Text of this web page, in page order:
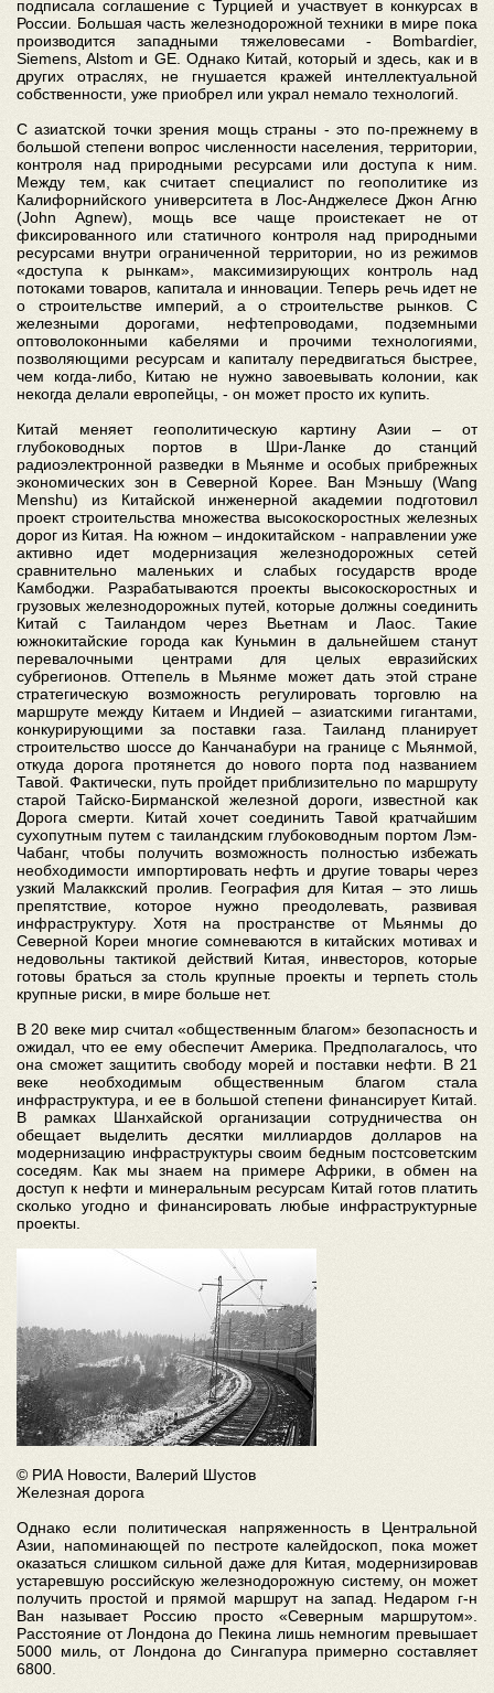
подписала соглашение с Турцией и участвует в конкурсах в
России. Большая часть железнодорожной техники в мире пока
производится западными тяжеловесами - Bombardier,
Siemens, Alstom и GE. Однако Китай, который и здесь, как и в
других отраслях, не гнушается кражей интеллектуальной
собственности, уже приобрел или украл немало технологий.
С азиатской точки зрения мощь страны - это по-прежнему в
большой степени вопрос численности населения, территории,
контроля над природными ресурсами или доступа к ним.
Между тем, как считает специалист по геополитике из
Калифорнийского университета в Лос-Анджелесе Джон Агню
(John Agnew), мощь все чаще проистекает не от
фиксированного или статичного контроля над природными
ресурсами внутри ограниченной территории, но из режимов
«доступа к рынкам», максимизирующих контроль над
потоками товаров, капитала и инновации. Теперь речь идет не
о строительстве империй, а о строительстве рынков. С
железными дорогами, нефтепроводами, подземными
оптоволоконными кабелями и прочими технологиями,
позволяющими ресурсам и капиталу передвигаться быстрее,
чем когда-либо, Китаю не нужно завоевывать колонии, как
некогда делали европейцы, - он может просто их купить.
Китай меняет геополитическую картину Азии – от
глубоководных портов в Шри-Ланке до станций
радиоэлектронной разведки в Мьянме и особых прибрежных
экономических зон в Северной Корее. Ван Мэньшу (Wang
Menshu) из Китайской инженерной академии подготовил
проект строительства множества высокоскоростных железных
дорог из Китая. На южном – индокитайском - направлении уже
активно идет модернизация железнодорожных сетей
сравнительно маленьких и слабых государств вроде
Камбоджи. Разрабатываются проекты высокоскоростных и
грузовых железнодорожных путей, которые должны соединить
Китай с Таиландом через Вьетнам и Лаос. Такие
южнокитайские города как Куньмин в дальнейшем станут
перевалочными центрами для целых евразийских
субрегионов. Оттепель в Мьянме может дать этой стране
стратегическую возможность регулировать торговлю на
маршруте между Китаем и Индией – азиатскими гигантами,
конкурирующими за поставки газа. Таиланд планирует
строительство шоссе до Канчанабури на границе с Мьянмой,
откуда дорога протянется до нового порта под названием
Тавой. Фактически, путь пройдет приблизительно по маршруту
старой Тайско-Бирманской железной дороги, известной как
Дорога смерти. Китай хочет соединить Тавой кратчайшим
сухопутным путем с таиландским глубоководным портом Лэм-
Чабанг, чтобы получить возможность полностью избежать
необходимости импортировать нефть и другие товары через
узкий Малаккский пролив. География для Китая – это лишь
препятствие, которое нужно преодолевать, развивая
инфраструктуру. Хотя на пространстве от Мьянмы до
Северной Кореи многие сомневаются в китайских мотивах и
недовольны тактикой действий Китая, инвесторов, которые
готовы браться за столь крупные проекты и терпеть столь
крупные риски, в мире больше нет.
В 20 веке мир считал «общественным благом» безопасность и
ожидал, что ее ему обеспечит Америка. Предполагалось, что
она сможет защитить свободу морей и поставки нефти. В 21
веке необходимым общественным благом стала
инфраструктура, и ее в большой степени финансирует Китай.
В рамках Шанхайской организации сотрудничества он
обещает выделить десятки миллиардов долларов на
модернизацию инфраструктуры своим бедным постсоветским
соседям. Как мы знаем на примере Африки, в обмен на
доступ к нефти и минеральным ресурсам Китай готов платить
сколько угодно и финансировать любые инфраструктурные
проекты.
© РИА Новости, Валерий Шустов
Железная дорога
Однако если политическая напряженность в Центральной
Азии, напоминающей по пестроте калейдоскоп, пока может
оказаться слишком сильной даже для Китая, модернизировав
устаревшую российскую железнодорожную систему, он может
получить простой и прямой маршрут на запад. Недаром г-н
Ван называет Россию просто «Северным маршрутом».
Расстояние от Лондона до Пекина лишь немногим превышает
5000 миль, от Лондона до Сингапура примерно составляет
6800.